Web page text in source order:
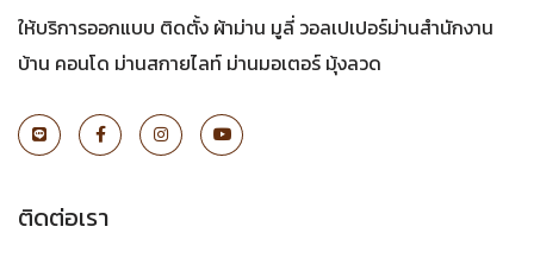
ให้บริการออกแบบ ติดตั้ง ผ้าม่าน มูลี่ วอลเปเปอร์ม่านสำนักงาน
บ้าน คอนโด ม่านสกายไลท์ ม่านมอเตอร์ มุ้งลวด
ติดต่อเรา